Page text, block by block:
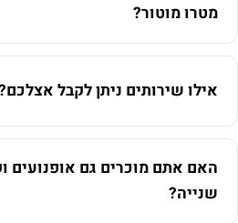
מטרו מוטור?
אילו שירותים ניתן לקבל
האם אתם מוכרים גם אופנועים
שנייה?